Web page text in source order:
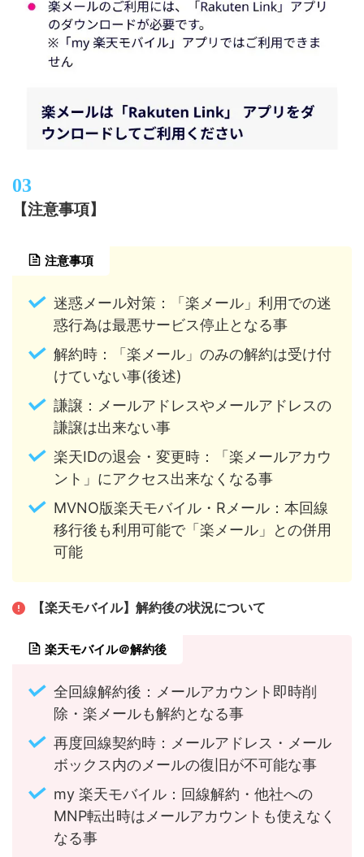
【注意事項】
注意事項
迷惑メール対策：「楽メール」利用での迷
惑行為は最悪サービス停止となる事
解約時：「楽メール」のみの解約は受け付
けていない事(後述)
謙譲：メールアドレスやメールアドレスの
謙譲は出来ない事
楽天IDの退会・変更時：「楽メールアカウ
ント」にアクセス出来なくなる事
MVNO版楽天モバイル・Rメール：本回線
移行後も利用可能で「楽メール」との併用
可能
【楽天モバイル】解約後の状況について
楽天モバイル＠解約後
全回線解約後：メールアカウント即時削
除・楽メールも解約となる事
再度回線契約時：メールアドレス・メール
ボックス内のメールの復旧が不可能な事
my 楽天モバイル：回線解約・他社への
MNP転出時はメールアカウントも使えなく
なる事